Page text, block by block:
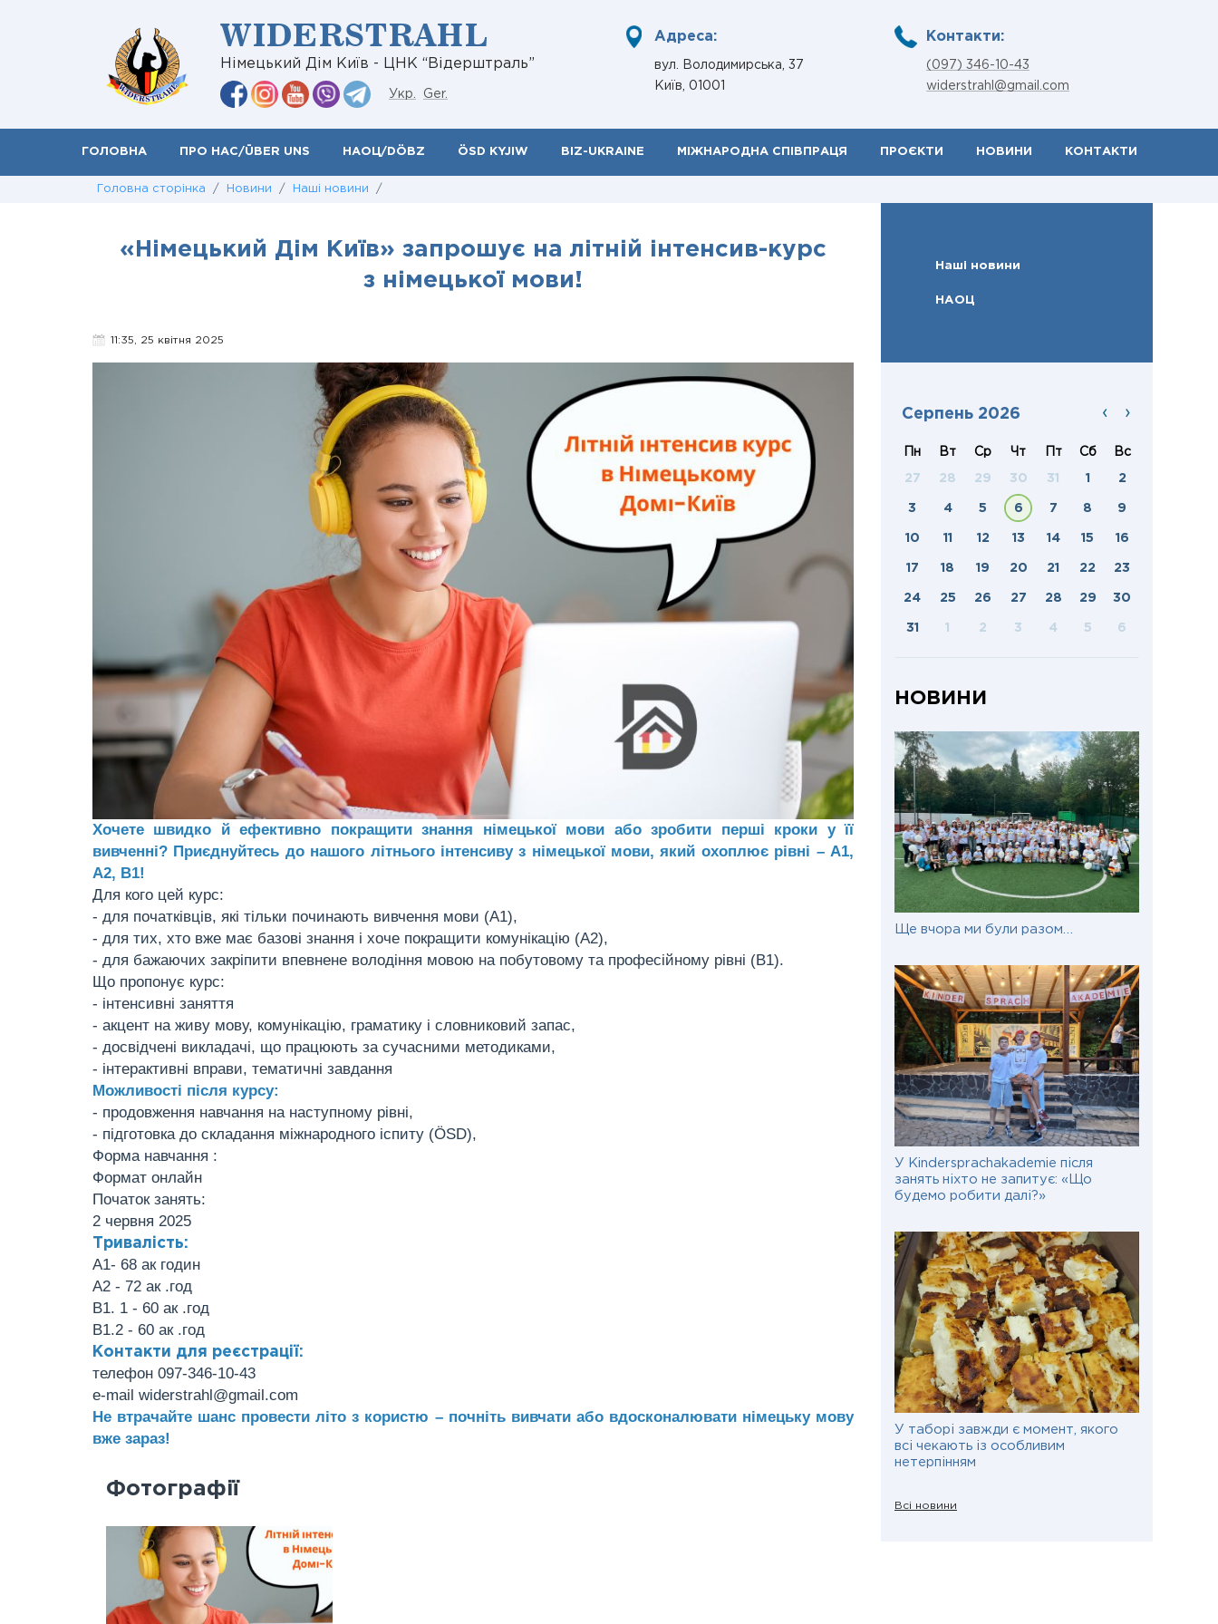
WIDERSTRAHL
Німецький Дім Київ - ЦНК “Відерштраль”
Укр. Ger.
Адреса:
вул. Володимирська, 37
Київ, 01001
Контакти:
(097) 346-10-43
widerstrahl@gmail.com
ГОЛОВНА ПРО НАС/ÜBER UNS НАОЦ/DÖBZ ÖSD KYJIW BIZ-UKRAINE МІЖНАРОДНА СПІВПРАЦЯ ПРОЄКТИ НОВИНИ КОНТАКТИ
Головна сторінка / Новини / Наші новини /
Наші новини
НАОЦ
›
‹
Серпень 2026
Пн Вт Ср Чт Пт Сб Вс
27 28 29 30 31 1 2
3 4 5 6 7 8 9
10 11 12 13 14 15 16
17 18 19 20 21 22 23
24 25 26 27 28 29 30
31 1 2 3 4 5 6
НОВИНИ
Ще вчора ми були разом…
У Kindersprachakademie після
занять ніхто не запитує: «Що
будемо робити далі?»
У таборі завжди є момент, якого
всі чекають із особливим
нетерпінням
Всі новини
«Німецький Дім Київ» запрошує на літній інтенсив-курс
з німецької мови!
11:35, 25 квітня 2025
Хочете швидко й ефективно покращити знання німецької мови або зробити перші кроки у її
вивченні? Приєднуйтесь до нашого літнього інтенсиву з німецької мови, який охоплює рівні – А1,
А2, В1!
Для кого цей курс:
- для початківців, які тільки починають вивчення мови (А1),
- для тих, хто вже має базові знання і хоче покращити комунікацію (А2),
- для бажаючих закріпити впевнене володіння мовою на побутовому та професійному рівні (В1).
Що пропонує курс:
- інтенсивні заняття
- акцент на живу мову, комунікацію, граматику і словниковий запас,
- досвідчені викладачі, що працюють за сучасними методиками,
- інтерактивні вправи, тематичні завдання
Можливості після курсу:
- продовження навчання на наступному рівні,
- підготовка до складання міжнародного іспиту (ÖSD),
Форма навчання :
Формат онлайн
Початок занять:
2 червня 2025
Тривалість:
А1- 68 ак годин
А2 - 72 ак .год
В1. 1 - 60 ак .год
В1.2 - 60 ак .год
Контакти для реєстрації:
телефон 097-346-10-43
e-mail widerstrahl@gmail.com
Не втрачайте шанс провести літо з користю – почніть вивчати або вдосконалювати німецьку мову
вже зараз!
Фотографії